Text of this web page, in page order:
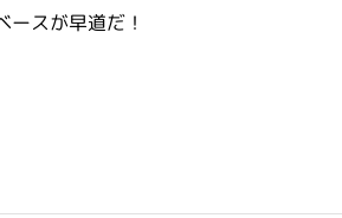
スが早道だ！